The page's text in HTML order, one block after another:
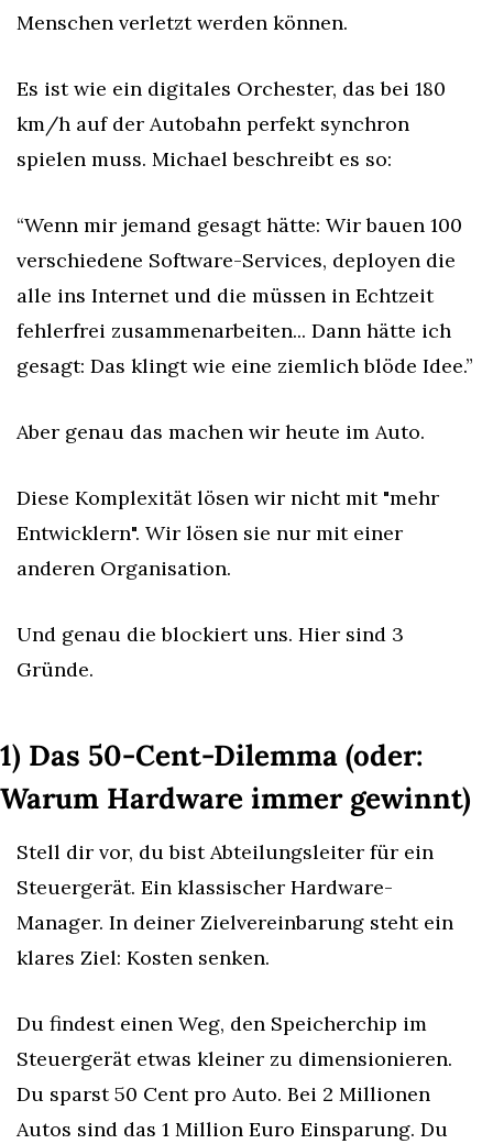
Menschen verletzt werden können.
Es ist wie ein digitales Orchester, das bei 180
km/h auf der Autobahn perfekt synchron
spielen muss. Michael beschreibt es so:
“Wenn mir jemand gesagt hätte: Wir bauen 100
verschiedene Software-Services, deployen die
alle ins Internet und die müssen in Echtzeit
fehlerfrei zusammenarbeiten... Dann hätte ich
gesagt: Das klingt wie eine ziemlich blöde Idee.”
Aber genau das machen wir heute im Auto.
Diese Komplexität lösen wir nicht mit "mehr
Entwicklern". Wir lösen sie nur mit einer
anderen Organisation.
Und genau die blockiert uns. Hier sind 3
Gründe.
1) Das 50-Cent-Dilemma (oder:
Warum Hardware immer gewinnt)
Stell dir vor, du bist Abteilungsleiter für ein
Steuergerät. Ein klassischer Hardware-
Manager. In deiner Zielvereinbarung steht ein
klares Ziel: Kosten senken.
Du findest einen Weg, den Speicherchip im
Steuergerät etwas kleiner zu dimensionieren.
Du sparst 50 Cent pro Auto. Bei 2 Millionen
Autos sind das 1 Million Euro Einsparung. Du